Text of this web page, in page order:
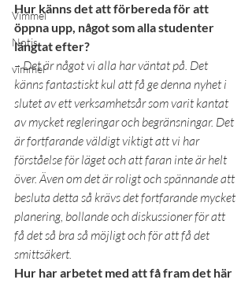
Vimmel
Notis
vimmel
Hur känns det att förbereda för att
öppna upp, något som alla studenter
längtat efter?
– Det är något vi alla har väntat på. Det
känns fantastiskt kul att få ge denna nyhet i
slutet av ett verksamhetsår som varit kantat
av mycket regleringar och begränsningar. Det
är fortfarande väldigt viktigt att vi har
förståelse för läget och att faran inte är helt
över. Även om det är roligt och spännande att
besluta detta så krävs det fortfarande mycket
planering, bollande och diskussioner för att
få det så bra så möjligt och för att få det
smittsäkert.
Hur har arbetet med att få fram det här